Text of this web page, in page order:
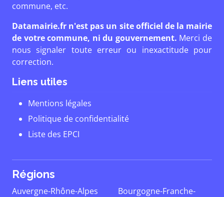
commune, etc.
Datamairie.fr n'est pas un site officiel de la mairie
de votre commune, ni du gouvernement. Merci de
nous signaler toute erreur ou inexactitude pour
correction.
Liens utiles
Mentions légales
Politique de confidentialité
Liste des EPCI
Régions
Auvergne-Rhône-Alpes
Bourgogne-Franche-